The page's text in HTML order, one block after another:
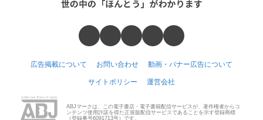
広告掲載について お問い合わせ 動画・バナー広告について
サイトポリシー 運営会社
ABJマークは、この電子書店・電子書籍配信サービスが、著作権者からコ
ンテンツ使用許諾を得た正規版配信サービスであることを示す登録商標
（登録番号6091713号）です。